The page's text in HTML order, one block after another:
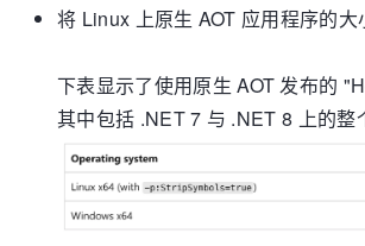
将 Linux 上原生 AOT 应用程序的
下表显示了使用原生 AOT 发布的
其中包括 .NET 7 与 .NET 8 上的整